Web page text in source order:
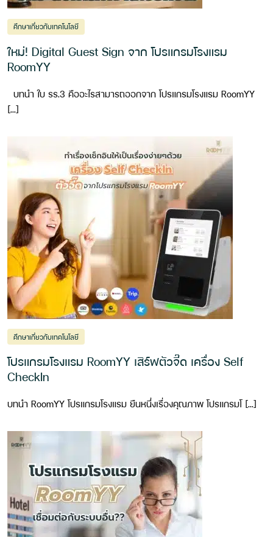
ศึกษาเกี่ยวกับเทคโนโลยี
ใหม่! Digital Guest Sign จาก โปรแกรมโรงแรม
RoomYY
บทนำ ใบ รร.3 คืออะไรสามารถออกจาก โปรแกรมโรงแรม RoomYY
[…]
ศึกษาเกี่ยวกับเทคโนโลยี
โปรแกรมโรงแรม RoomYY เสิร์ฟตัวจี๊ด เครื่อง Self
CheckIn
บทนำ RoomYY โปรแกรมโรงแรม ยืนหนึ่งเรื่องคุณภาพ โปรแกรมโ […]